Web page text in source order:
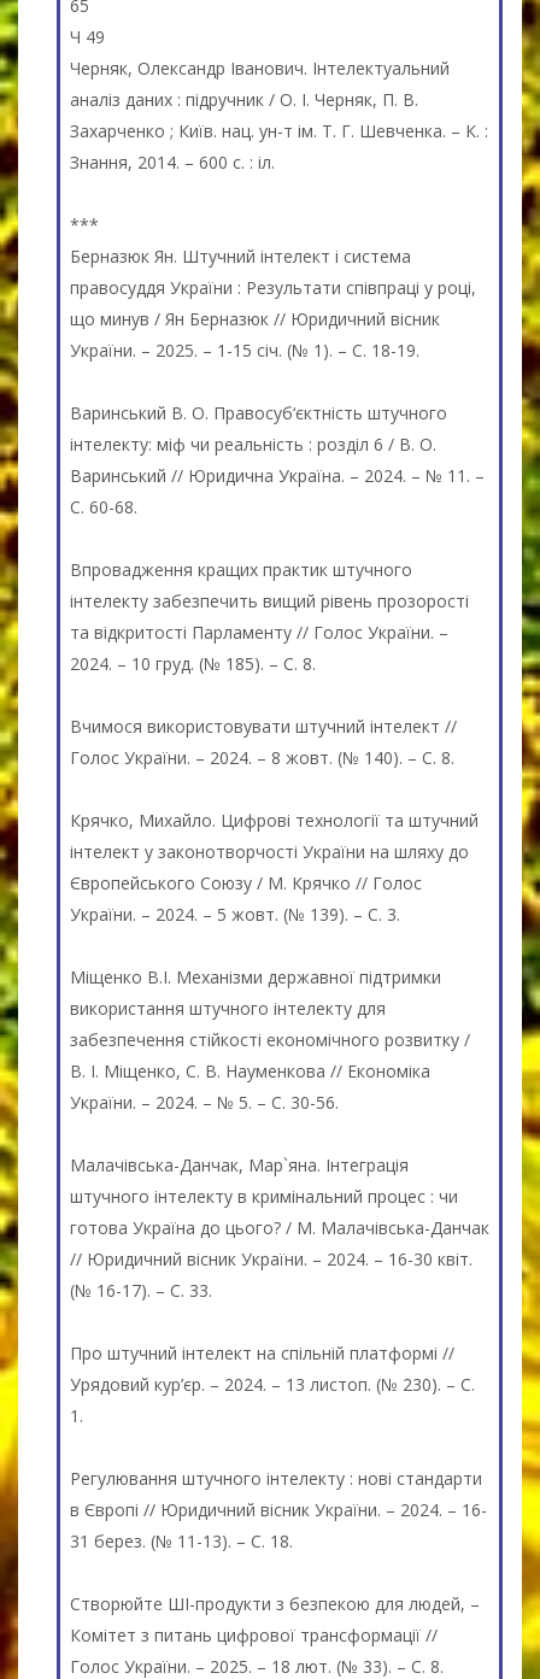
65
Ч 49
Черняк, Олександр Іванович. Інтелектуальний
аналіз даних : підручник / О. І. Черняк, П. В.
Захарченко ; Київ. нац. ун-т ім. Т. Г. Шевченка. – К. :
Знання, 2014. – 600 с. : іл.
***
Берназюк Ян. Штучний інтелект і система
правосуддя України : Результати співпраці у році,
що минув / Ян Берназюк // Юридичний вісник
України. – 2025. – 1-15 січ. (№ 1). – С. 18-19.
Варинський В. О. Правосуб‘єктність штучного
інтелекту: міф чи реальність : розділ 6 / В. О.
Варинський // Юридична Україна. – 2024. – № 11. –
С. 60-68.
Впровадження кращих практик штучного
інтелекту забезпечить вищий рівень прозорості
та відкритості Парламенту // Голос України. –
2024. – 10 груд. (№ 185). – С. 8.
Вчимося використовувати штучний інтелект //
Голос України. – 2024. – 8 жовт. (№ 140). – С. 8.
Крячко, Михайло. Цифрові технології та штучний
інтелект у законотворчості України на шляху до
Європейського Союзу / М. Крячко // Голос
України. – 2024. – 5 жовт. (№ 139). – С. 3.
Міщенко В.І. Механізми державної підтримки
використання штучного інтелекту для
забезпечення стійкості економічного розвитку /
В. І. Міщенко, С. В. Науменкова // Економіка
України. – 2024. – № 5. – С. 30-56.
Малачівська-Данчак, Мар`яна. Інтеграція
штучного інтелекту в кримінальний процес : чи
готова Україна до цього? / М. Малачівська-Данчак
// Юридичний вісник України. – 2024. – 16-30 квіт.
(№ 16-17). – С. 33.
Про штучний інтелект на спільній платформі //
Урядовий кур’єр. – 2024. – 13 листоп. (№ 230). – С.
1.
Регулювання штучного інтелекту : нові стандарти
в Європі // Юридичний вісник України. – 2024. – 16-
31 берез. (№ 11-13). – С. 18.
Створюйте ШІ-продукти з безпекою для людей, –
Комітет з питань цифрової трансформації //
Голос України. – 2025. – 18 лют. (№ 33). – С. 8.